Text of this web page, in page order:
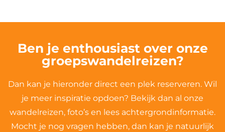
Ben je enthousiast over onze
groepswandelreizen?
Dan kan je hieronder direct een plek reserveren. Wil
je meer inspiratie opdoen? Bekijk dan al onze
wandelreizen, foto’s en lees achtergrondinformatie.
Mocht je nog vragen hebben, dan kan je natuurlijk